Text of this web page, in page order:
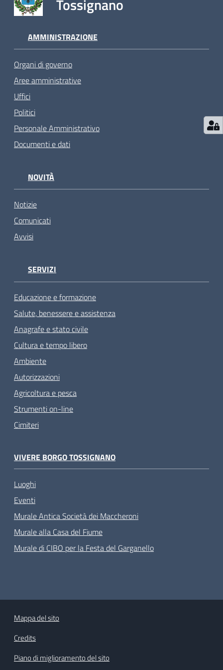
Tossignano
AMMINISTRAZIONE
Organi di governo
Aree amministrative
Uffici
Politici
Personale Amministrativo
Documenti e dati
NOVITÀ
Notizie
Comunicati
Avvisi
SERVIZI
Educazione e formazione
Salute, benessere e assistenza
Anagrafe e stato civile
Cultura e tempo libero
Ambiente
Autorizzazioni
Agricoltura e pesca
Strumenti on-line
Cimiteri
VIVERE BORGO TOSSIGNANO
Luoghi
Eventi
Murale Antica Società dei Maccheroni
Murale alla Casa del Fiume
Murale di CIBO per la Festa del Garganello
Mappa del sito
Credits
Piano di miglioramento del sito